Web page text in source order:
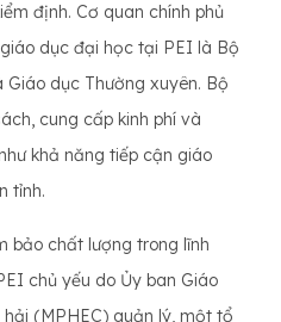
định. Cơ quan chính phủ
dục đại học tại PEI là Bộ
Giáo dục Thường xuyên. Bộ
cung cấp kinh phí và
khả năng tiếp cận giáo
tỉnh.
bảo chất lượng trong lĩnh
chủ yếu do Ủy ban Giáo
(MPHEC) quản lý, một tổ